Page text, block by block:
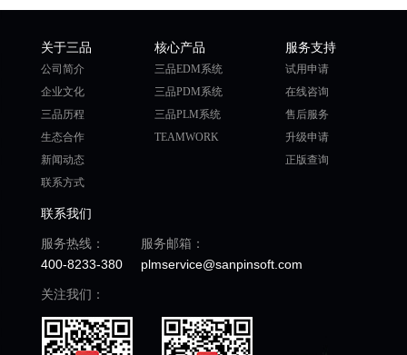
关于三品
公司简介
企业文化
三品历程
生态合作
新闻动态
联系方式
核心产品
三品EDM系统
三品PDM系统
三品PLM系统
TEAMWORK
服务支持
试用申请
在线咨询
售后服务
升级申请
正版查询
联系我们
服务热线：
400-8233-380
服务邮箱：
plmservice@sanpinsoft.com
关注我们：